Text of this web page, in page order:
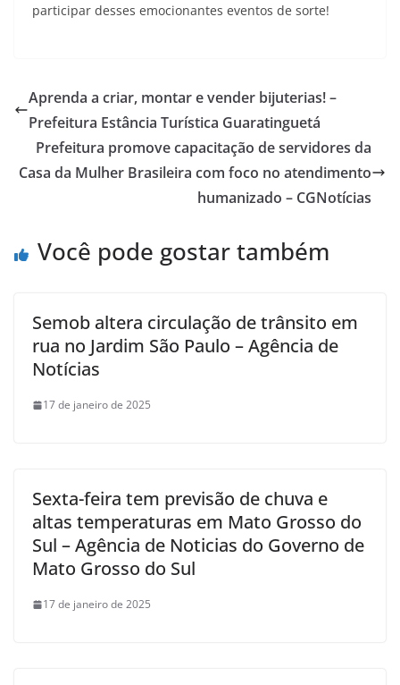
participar desses emocionantes eventos de sorte!
Aprenda a criar, montar e vender bijuterias! –
Prefeitura Estância Turística Guaratinguetá
Prefeitura promove capacitação de servidores da
Casa da Mulher Brasileira com foco no atendimento
humanizado – CGNotícias
Você pode gostar também
Semob altera circulação de trânsito em
rua no Jardim São Paulo – Agência de
Notícias
17 de janeiro de 2025
Sexta-feira tem previsão de chuva e
altas temperaturas em Mato Grosso do
Sul – Agência de Noticias do Governo de
Mato Grosso do Sul
17 de janeiro de 2025